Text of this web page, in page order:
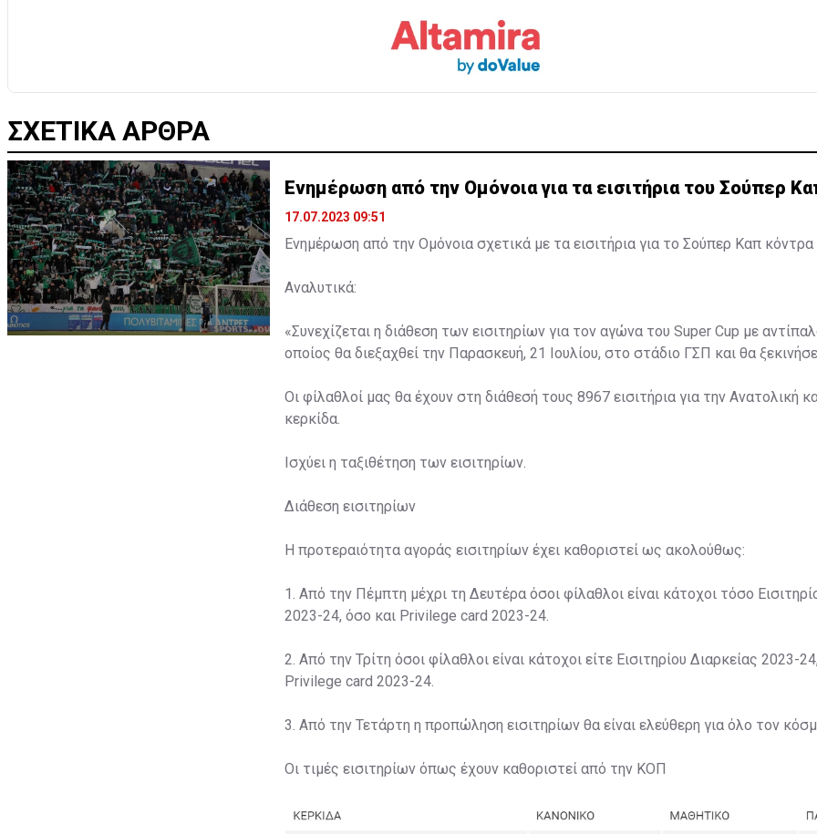
ΣΧΕΤΙΚΑ ΑΡΘΡΑ
Ενημέρωση από την Ομόνοια για τα εισιτήρια του Σούπερ
17.07.2023 09:51
Ενημέρωση από την Ομόνοια σχετικά με τα εισιτήρια για το Σούπερ Καπ κόντρα
Αναλυτικά:
«Συνεχίζεται η διάθεση των εισιτηρίων για τον αγώνα του Super Cup με
οποίος θα διεξαχθεί την Παρασκευή, 21 Ιουλίου, στο στάδιο ΓΣΠ και θα
Οι φίλαθλοί μας θα έχουν στη διάθεσή τους 8967 εισιτήρια για την Ανατολική
κερκίδα.
Ισχύει η ταξιθέτηση των εισιτηρίων.
Διάθεση εισιτηρίων
Η προτεραιότητα αγοράς εισιτηρίων έχει καθοριστεί ως ακολούθως:
1. Από την Πέμπτη μέχρι τη Δευτέρα όσοι φίλαθλοι είναι κάτοχοι τόσο
2023-24, όσο και Privilege card 2023-24.
2. Από την Τρίτη όσοι φίλαθλοι είναι κάτοχοι είτε Εισιτηρίου Διαρκείας 2023-
Privilege card 2023-24.
3. Από την Τετάρτη η προπώληση εισιτηρίων θα είναι ελεύθερη για όλο τον
Οι τιμές εισιτηρίων όπως έχουν καθοριστεί από την ΚΟΠ